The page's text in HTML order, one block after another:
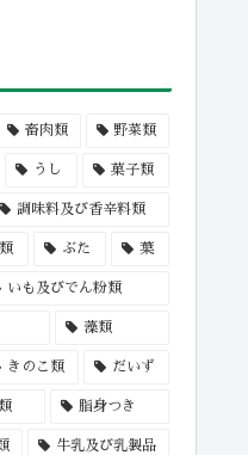
畜肉類 野菜類
うし 菓子類
調味料及び香辛料類
ぶた 葉
いも及びでん粉類
藻類
きのこ類 だいず
脂身つき
牛乳及び乳製品